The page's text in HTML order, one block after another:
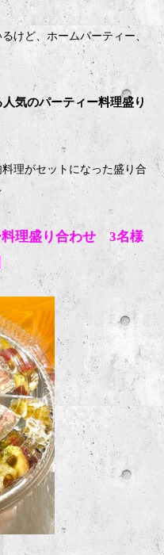
けど、ホームパーティー、
気のパーティー料理盛り
理がセットになった盛り合
料理盛り合わせ 3名様